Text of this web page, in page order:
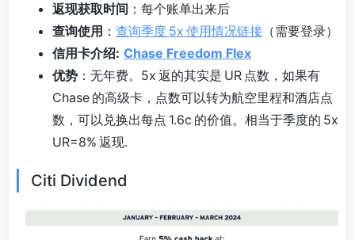
返现获取时间 ：每个账单出来后
查询使用 ： 查询季度 5x 使用情况链接 （需要登录）
信用卡介绍: Chase Freedom Flex
优势 ：无年费。5x 返的其实是 UR 点数，如果有
Chase 的高级卡，点数可以转为航空里程和酒店点
数，可以兑换出每点 1.6c 的价值。相当于季度的 5x
UR=8% 返现.
Citi Dividend